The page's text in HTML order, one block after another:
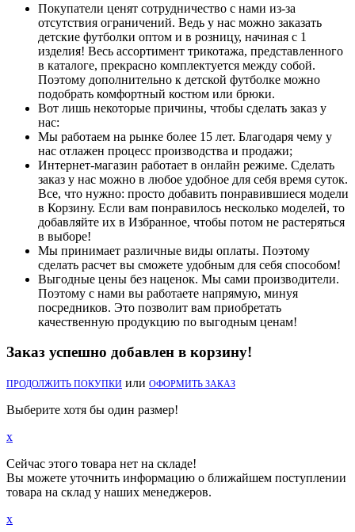
Покупатели ценят сотрудничество с нами из-за
отсутствия ограничений. Ведь у нас можно заказать
детские футболки оптом и в розницу, начиная с 1
изделия! Весь ассортимент трикотажа, представленного
в каталоге, прекрасно комплектуется между собой.
Поэтому дополнительно к детской футболке можно
подобрать комфортный костюм или брюки.
Вот лишь некоторые причины, чтобы сделать заказ у
нас:
Мы работаем на рынке более 15 лет. Благодаря чему у
нас отлажен процесс производства и продажи;
Интернет-магазин работает в онлайн режиме. Сделать
заказ у нас можно в любое удобное для себя время суток.
Все, что нужно: просто добавить понравившиеся модели
в Корзину. Если вам понравилось несколько моделей, то
добавляйте их в Избранное, чтобы потом не растеряться
в выборе!
Мы принимает различные виды оплаты. Поэтому
сделать расчет вы сможете удобным для себя способом!
Выгодные цены без наценок. Мы сами производители.
Поэтому с нами вы работаете напрямую, минуя
посредников. Это позволит вам приобретать
качественную продукцию по выгодным ценам!
Заказ успешно добавлен в корзину!
ПРОДОЛЖИТЬ ПОКУПКИ или ОФОРМИТЬ ЗАКАЗ
Выберите хотя бы один размер!
x
Сейчас этого товара нет на складе!
Вы можете уточнить информацию о ближайшем поступлении
товара на склад у наших менеджеров.
x